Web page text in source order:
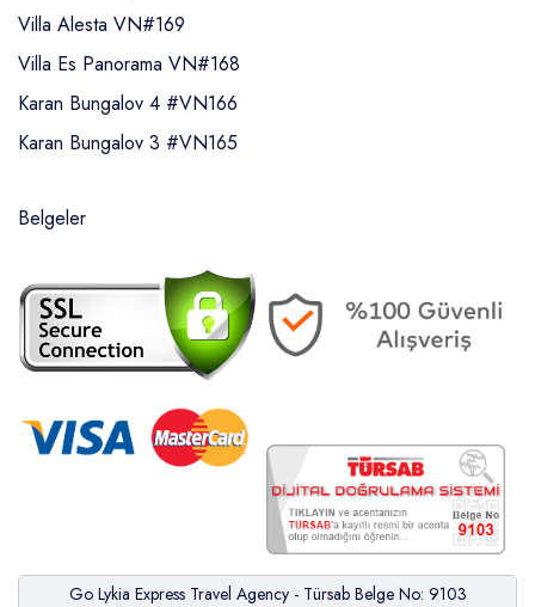
Villa Alesta VN#169
Villa Es Panorama VN#168
Karan Bungalov 4 #VN166
Karan Bungalov 3 #VN165
Belgeler
Go Lykia Express Travel Agency - Türsab Belge No: 9103